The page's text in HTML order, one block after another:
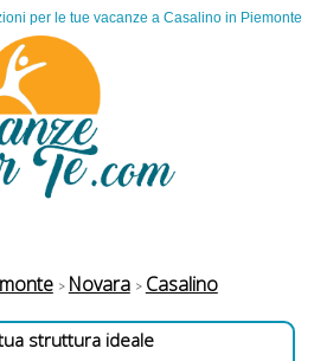
per le tue vacanze a Casalino in Piemonte
Novara Casalino
struttura ideale